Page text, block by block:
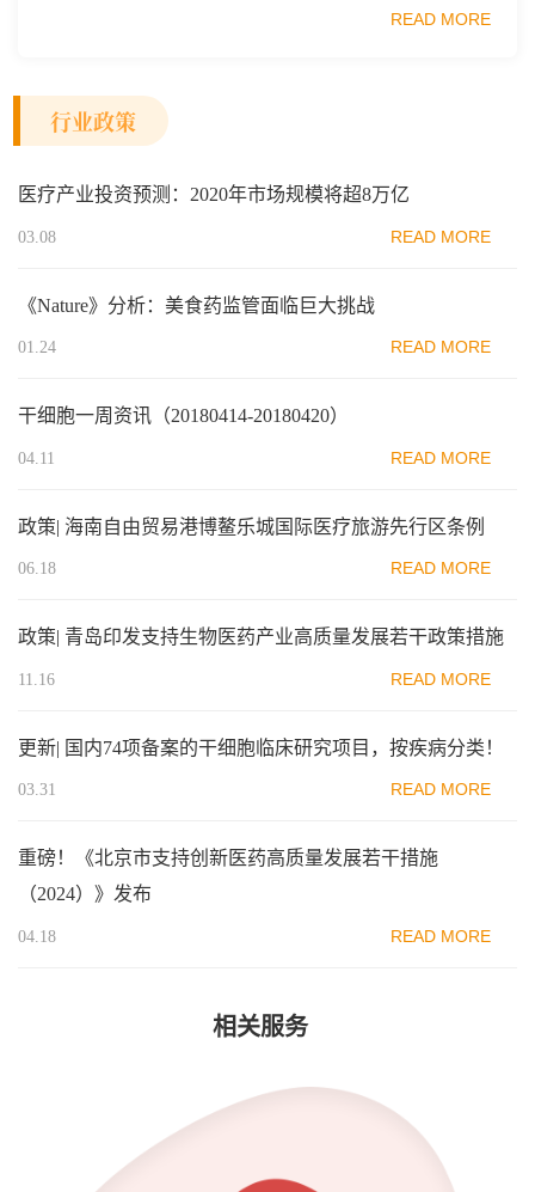
范区生物医药行业协会、瑞士日内瓦长寿科学...
READ MORE
行业政策
医疗产业投资预测：2020年市场规模将超8万亿
03.08 READ MORE
《Nature》分析：美食药监管面临巨大挑战
01.24 READ MORE
干细胞一周资讯（20180414-20180420）
04.11 READ MORE
政策| 海南自由贸易港博鳌乐城国际医疗旅游先行区条例
06.18 READ MORE
政策| 青岛印发支持生物医药产业高质量发展若干政策措施
11.16 READ MORE
更新| 国内74项备案的干细胞临床研究项目，按疾病分类！
03.31 READ MORE
重磅！《北京市支持创新医药高质量发展若干措施
（2024）》发布
04.18 READ MORE
相关服务